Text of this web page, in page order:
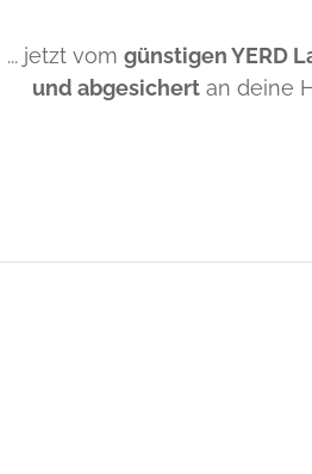
... jetzt vom günstigen YERD
und abgesichert an deine